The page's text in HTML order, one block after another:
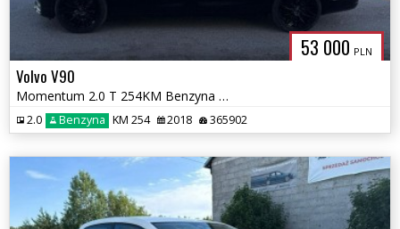
53 000 PLN
Volvo V90
Momentum 2.0 T 254KM Benzyna Aktywny Tempomat nowy Rozrząd
2.0 Benzyna KM 254 2018 365902